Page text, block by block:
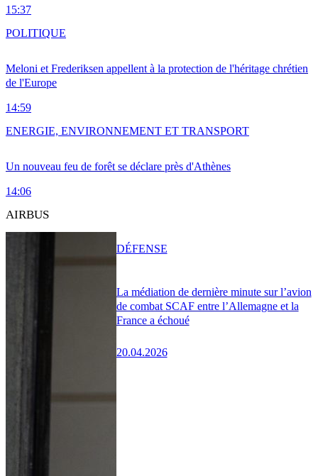
15:37
Meloni et Frederiksen appellent à la protection de l'héritage chrétien
de l'Europe
14:59
POLITIQUE
Un nouveau feu de forêt se déclare près d'Athènes
14:06
ENERGIE, ENVIRONNEMENT ET TRANSPORT
AIRBUS
La médiation de dernière minute sur l’avion
de combat SCAF entre l’Allemagne et la
France a échoué
20.04.2026
DÉFENSE